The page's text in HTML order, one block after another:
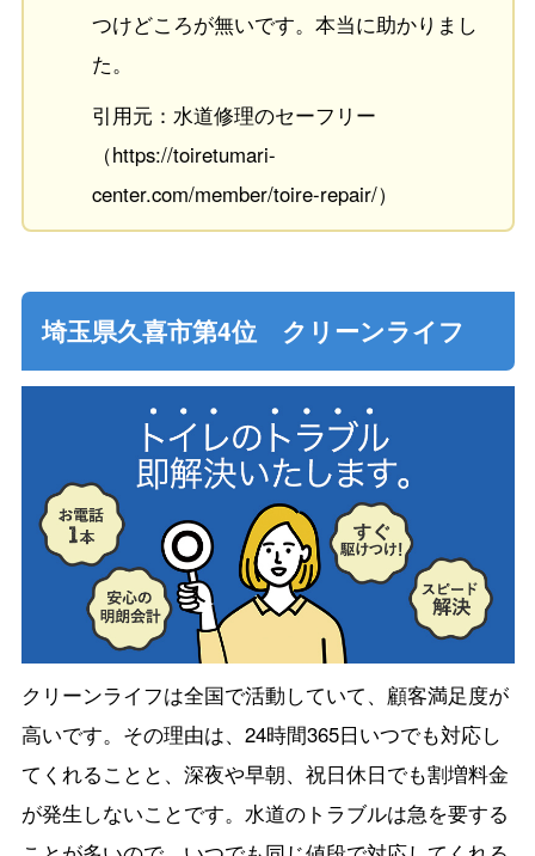
つけどころが無いです。本当に助かりまし
た。
引用元：水道修理のセーフリー
（https://toiretumari-
center.com/member/toire-repair/）
埼玉県久喜市第4位 クリーンライフ
クリーンライフは全国で活動していて、顧客満足度が
高いです。その理由は、24時間365日いつでも対応し
てくれることと、深夜や早朝、祝日休日でも割増料金
が発生しないことです。水道のトラブルは急を要する